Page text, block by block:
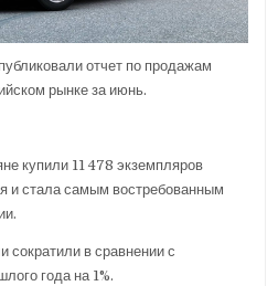
отчет по продажам
рынке за июнь.
купили 11 478 экземпляров
и стала самым востребованным
в сравнении с
года на 1%.